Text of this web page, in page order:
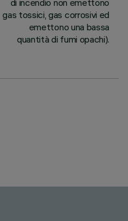
di incendio non emettono
gas tossici, gas corrosivi ed
emettono una bassa
quantità di fumi opachi).